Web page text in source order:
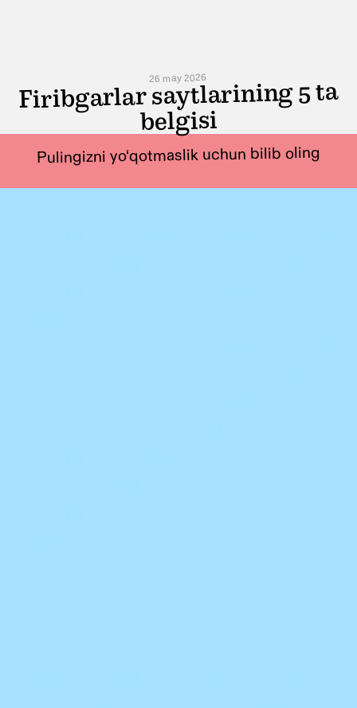
Pulingizni yo‘qotmaslik uchun bilib oling
26 may 2026
Firibgarlar saytlarining 5 ta
belgisi